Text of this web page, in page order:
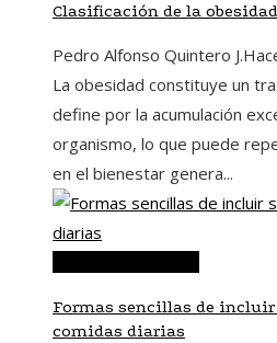
Clasificación de la
Pedro Alfonso Quintero J.
La obesidad constituye un
define por la acumulación
organismo, lo que puede
en el bienestar genera...
Formas sencillas de
comidas diarias